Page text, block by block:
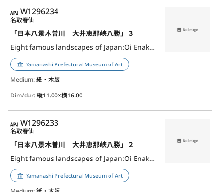
APJ
W1296234
「日本八景木曽川 大井恵那峡八勝」３
Eight famous landscapes of Japan:Oi Enakyo Hasshoo,3
名取春仙
Yamanashi Prefectural Museum of Art
Medium:紙・木版
Dim/dur:縦11.00×横16.00
APJ
W1296233
「日本八景木曽川 大井恵那峡八勝」２
Eight famous landscapes of Japan:Oi Enakyo Hasshoo,2
名取春仙
Yamanashi Prefectural Museum of Art